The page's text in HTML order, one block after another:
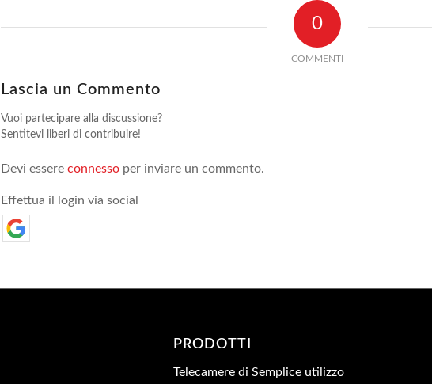
0
COMMENTI
Lascia un Commento
Vuoi partecipare alla discussione?
Sentitevi liberi di contribuire!
Devi essere connesso per inviare un commento.
Effettua il login via social
PRODOTTI
Telecamere di Semplice utilizzo